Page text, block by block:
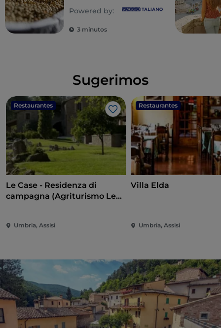
la naturaleza
Powered by:
3 minutos
Sugerimos
Restaurantes
Me gusta
Le Case - Residenza di
campagna (Agriturismo Le
Umbria, Assisi
Restaurantes
Villa Elda
Umbria, Assisi